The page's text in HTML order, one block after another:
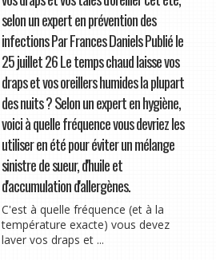
selon un expert en prévention des
infections Par Frances Daniels Publié le
25 juillet 26 Le temps chaud laisse vos
draps et vos oreillers humides la plupart
des nuits ? Selon un expert en hygiène,
voici à quelle fréquence vous devriez les
utiliser en été pour éviter un mélange
sinistre de sueur, d'huile et
d'accumulation d'allergènes.
C'est à quelle fréquence (et à la
température exacte) vous devez
laver vos draps et ...